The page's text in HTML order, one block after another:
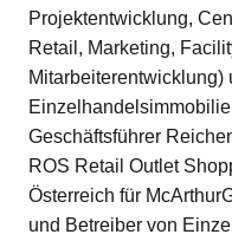
Projektentwicklung,
Retail, Marketing,
Mitarbeiterentwicklung)
Geschäftsführer
ROS Retail Outlet
Österreich für
und Betreiber von